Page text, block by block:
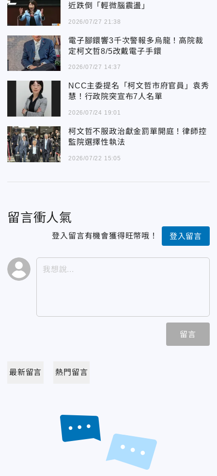
近跌倒「輕微腦震盪」
2026/07/27 21:38
電子腳鐶響3千次警報多烏龍！高院裁
定柯文哲8/5改戴電子手鐶
2026/07/27 14:37
NCC主委提名「柯文哲市府官員」袁秀
慧！行政院突宣布7人名單
2026/07/24 19:01
柯文哲不服政治獻金罰單開庭！律師控
監院選擇性執法
2026/07/22 15:05
留言衝人氣
登入留言有機會獲得旺幣哦！ 登入留言
留言
最新留言 熱門留言